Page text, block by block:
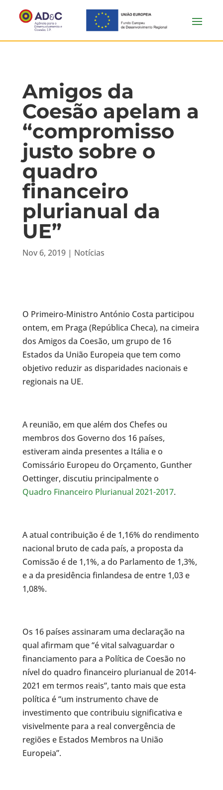
Amigos da
Coesão apelam a
“compromisso
justo sobre o
quadro
financeiro
plurianual da
UE”
Nov 6, 2019| Notícias
O Primeiro-Ministro António Costa participou
ontem, em Praga (República Checa), na cimeira
dos Amigos da Coesão, um grupo de 16
Estados da União Europeia que tem como
objetivo reduzir as disparidades nacionais e
regionais na UE.
A reunião, em que além dos Chefes ou
membros dos Governo dos 16 países,
estiveram ainda presentes a Itália e o
Comissário Europeu do Orçamento, Gunther
Oettinger, discutiu principalmente o
Quadro Financeiro Plurianual 2021-2017.
A atual contribuição é de 1,16% do rendimento
nacional bruto de cada país, a proposta da
Comissão é de 1,1%, a do Parlamento de 1,3%,
e a da presidência finlandesa de entre 1,03 e
1,08%.
Os 16 países assinaram uma declaração na
qual afirmam que “é vital salvaguardar o
financiamento para a Política de Coesão no
nível do quadro financeiro plurianual de 2014-
2021 em termos reais”, tanto mais que esta
política é “um instrumento chave de
investimento que contribuiu significativa e
visivelmente para a real convergência de
regiões e Estados Membros na União
Europeia”.